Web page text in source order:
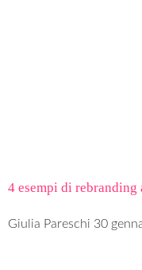
4 esempi di rebranding
Giulia Pareschi 30